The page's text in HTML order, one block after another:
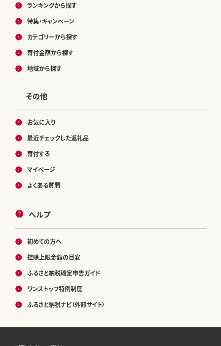
ランキングから探す
特集・キャンペーン
カテゴリーから探す
寄付金額から探す
地域から探す
その他
お気に入り
最近チェックした返礼品
寄付する
マイページ
よくある質問
ヘルプ
初めての方へ
控除上限金額の目安
ふるさと納税確定申告ガイド
ワンストップ特例制度
ふるさと納税ナビ（外部サイト）